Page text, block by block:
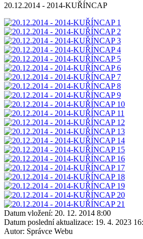
20.12.2014 - 2014-KUŘÍNCAP
Datum vložení: 20. 12. 2014 8:00
Datum poslední aktualizace: 19. 4. 2023
Autor: Správce Webu